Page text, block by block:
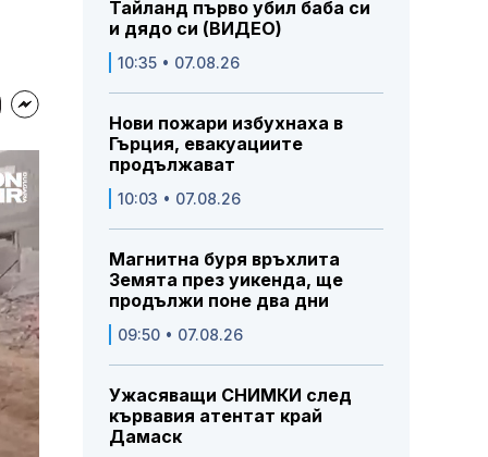
Тайланд първо убил баба си
и дядо си (ВИДЕО)
10:35 • 07.08.26
Нови пожари избухнаха в
Гърция, евакуациите
продължават
10:03 • 07.08.26
Магнитна буря връхлита
Земята през уикенда, ще
продължи поне два дни
09:50 • 07.08.26
Ужасяващи СНИМКИ след
кървавия атентат край
Дамаск